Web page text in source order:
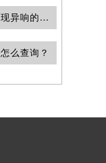
理查德米勒手表机芯出现异响的正确解决办法是什么？
么查询？